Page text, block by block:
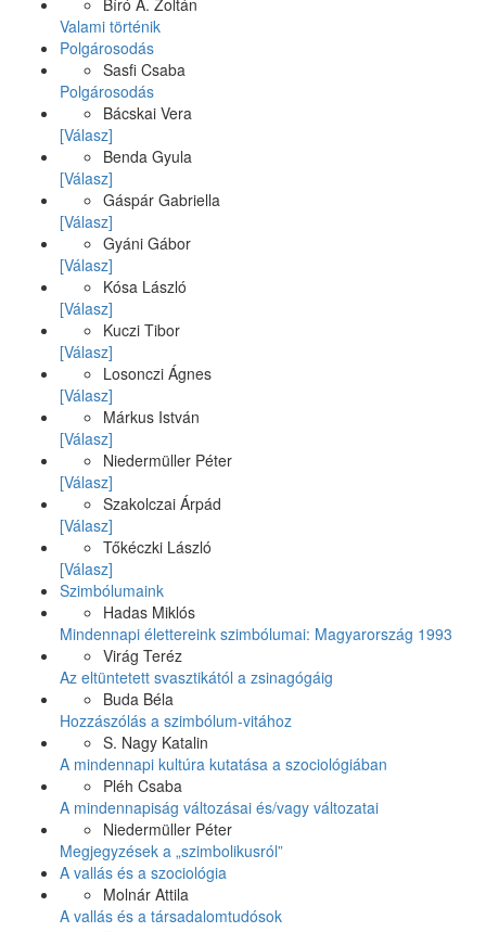
Bíró A. Zoltán
Valami történik
Polgárosodás
Sasfi Csaba
Polgárosodás
Bácskai Vera
[Válasz]
Benda Gyula
[Válasz]
Gáspár Gabriella
[Válasz]
Gyáni Gábor
[Válasz]
Kósa László
[Válasz]
Kuczi Tibor
[Válasz]
Losonczi Ágnes
[Válasz]
Márkus István
[Válasz]
Niedermüller Péter
[Válasz]
Szakolczai Árpád
[Válasz]
Tőkéczki László
[Válasz]
Szimbólumaink
Hadas Miklós
Mindennapi élettereink szimbólumai: Magyarország 1993
Virág Teréz
Az eltüntetett svasztikától a zsinagógáig
Buda Béla
Hozzászólás a szimbólum-vitához
S. Nagy Katalin
A mindennapi kultúra kutatása a szociológiában
Pléh Csaba
A mindennapiság változásai és/vagy változatai
Niedermüller Péter
Megjegyzések a „szimbolikusról”
A vallás és a szociológia
Molnár Attila
A vallás és a társadalomtudósok